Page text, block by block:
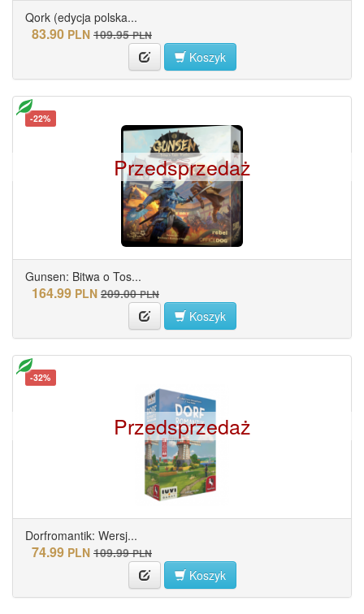
Qork (edycja polska...
83.90 PLN 109.95 PLN
Koszyk
-22%
Gunsen: Bitwa o Tos...
164.99 PLN 209.00 PLN
Koszyk
Przedsprzedaż
-32%
Dorfromantik: Wersj...
74.99 PLN 109.99 PLN
Koszyk
Przedsprzedaż